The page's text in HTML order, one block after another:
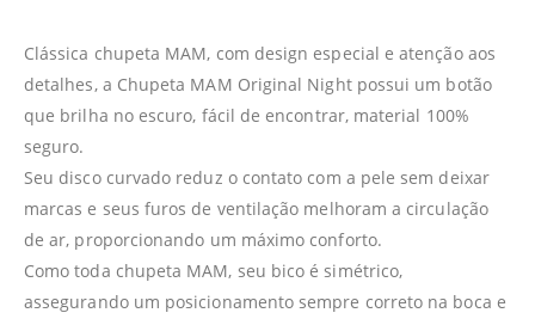
Clássica chupeta MAM, com design especial e atenção aos
detalhes, a Chupeta MAM Original Night possui um botão
que brilha no escuro, fácil de encontrar, material 100%
seguro.
Seu disco curvado reduz o contato com a pele sem deixar
marcas e seus furos de ventilação melhoram a circulação
de ar, proporcionando um máximo conforto.
Como toda chupeta MAM, seu bico é simétrico,
assegurando um posicionamento sempre correto na boca e